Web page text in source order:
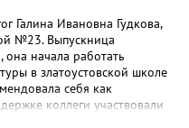
Галина Ивановна Гудкова,
№23. Выпускница
она начала работать
в златоустовской школе
себя как
коллеги участвовали